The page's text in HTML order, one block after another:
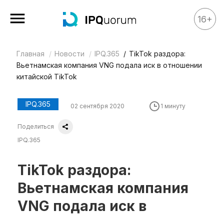
Все материалы
Аналитика
Legal review
События
IPQ.365
IP Stories
Квиз
О нас
16+
Главная Новости IPQ.365
TikTok раздора:
Вьетнамская компания VNG подала иск в отношении
китайской TikTok
IPQ.365 02 сентября 2020 1 минуту
Поделиться
IPQ.365
TikTok раздора:
Вьетнамская компания
VNG подала иск в